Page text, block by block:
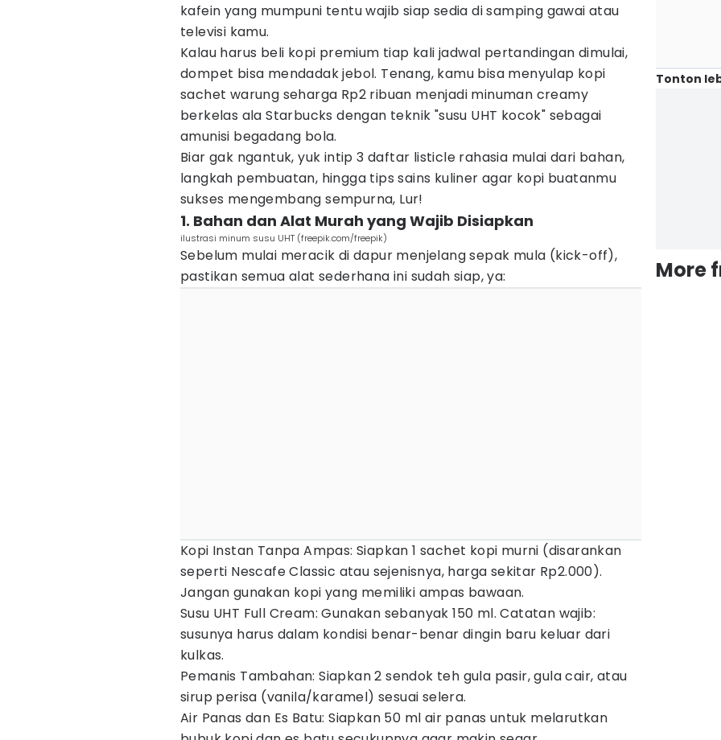
kafein yang mumpuni tentu wajib siap sedia di samping gawai atau
televisi kamu.
Kalau harus beli kopi premium tiap kali jadwal pertandingan dimulai,
dompet bisa mendadak jebol. Tenang, kamu bisa menyulap kopi
sachet warung seharga Rp2 ribuan menjadi minuman creamy
berkelas ala Starbucks dengan teknik "susu UHT kocok" sebagai
amunisi begadang bola.
Biar gak ngantuk, yuk intip 3 daftar listicle rahasia mulai dari bahan,
langkah pembuatan, hingga tips sains kuliner agar kopi buatanmu
sukses mengembang sempurna, Lur!
1. Bahan dan Alat Murah yang Wajib Disiapkan
ilustrasi minum susu UHT (freepik.com/freepik)
Sebelum mulai meracik di dapur menjelang sepak mula (kick-off),
pastikan semua alat sederhana ini sudah siap, ya:
Kopi Instan Tanpa Ampas: Siapkan 1 sachet kopi murni (disarankan
seperti Nescafe Classic atau sejenisnya, harga sekitar Rp2.000).
Jangan gunakan kopi yang memiliki ampas bawaan.
Susu UHT Full Cream: Gunakan sebanyak 150 ml. Catatan wajib:
susunya harus dalam kondisi benar-benar dingin baru keluar dari
kulkas.
Pemanis Tambahan: Siapkan 2 sendok teh gula pasir, gula cair, atau
sirup perisa (vanila/karamel) sesuai selera.
Air Panas dan Es Batu: Siapkan 50 ml air panas untuk melarutkan
Tonton
More